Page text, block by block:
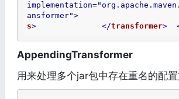
implementation=
ansformer">
s> </transformer>
AppendingTransformer
用来处理多个jar包中存在重名的配